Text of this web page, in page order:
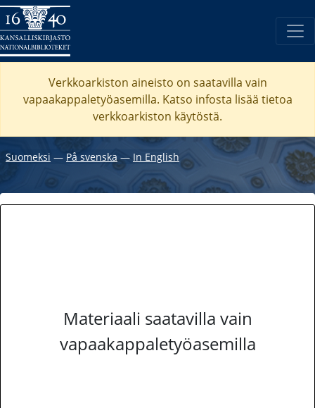
Verkkoarkiston aineisto on saatavilla vain
vapaakappaletyöasemilla. Katso infosta lisää tietoa
verkkoarkiston käytöstä.
Suomeksi ― På svenska ― In English
Materiaali saatavilla vain
vapaakappaletyöasemilla